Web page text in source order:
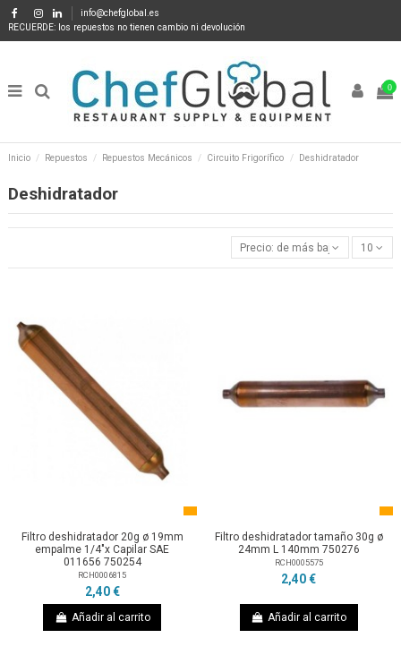
info@chefglobal.es
RECUERDE: los repuestos no tienen cambio ni devolución
0
Inicio Repuestos Repuestos Mecánicos Circuito Frigorífico Deshidratador
Deshidratador
Precio: de más bajo a más alto
10
Filtro deshidratador 20g ø 19mm
empalme 1/4"x Capilar SAE
011656 750254
RCH0006815
2,40 €
Añadir al carrito
Filtro deshidratador tamaño 30g ø
24mm L 140mm 750276
RCH0005575
2,40 €
Añadir al carrito